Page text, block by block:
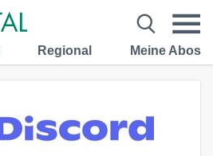
Regional Meine Abos